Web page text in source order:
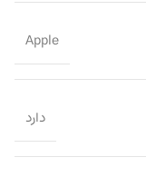
Apple
دارد